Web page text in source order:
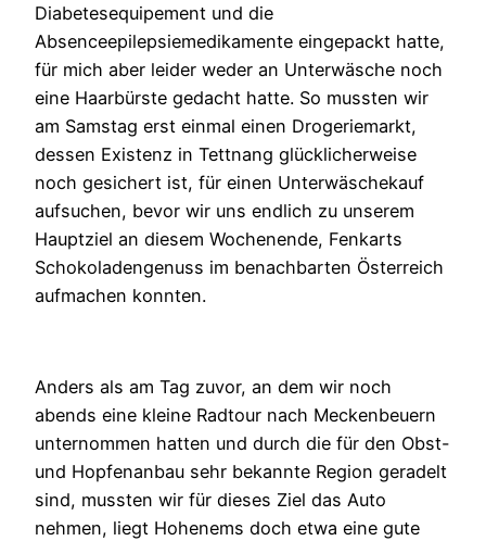
Diabetesequipement und die
Absenceepilepsiemedikamente eingepackt hatte,
für mich aber leider weder an Unterwäsche noch
eine Haarbürste gedacht hatte. So mussten wir
am Samstag erst einmal einen Drogeriemarkt,
dessen Existenz in Tettnang glücklicherweise
noch gesichert ist, für einen Unterwäschekauf
aufsuchen, bevor wir uns endlich zu unserem
Hauptziel an diesem Wochenende, Fenkarts
Schokoladengenuss im benachbarten Österreich
aufmachen konnten.
Anders als am Tag zuvor, an dem wir noch
abends eine kleine Radtour nach Meckenbeuern
unternommen hatten und durch die für den Obst-
und Hopfenanbau sehr bekannte Region geradelt
sind, mussten wir für dieses Ziel das Auto
nehmen, liegt Hohenems doch etwa eine gute